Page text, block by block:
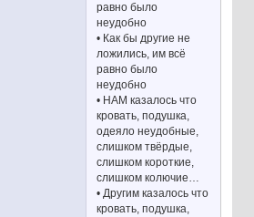
равно было
неудобно
• Как бы другие не
ложились, им всё
равно было
неудобно
• НАМ казалось что
кровать, подушка,
одеяло неудобные,
слишком твёрдые,
слишком короткие,
слишком колючие…
• Другим казалось что
кровать, подушка,